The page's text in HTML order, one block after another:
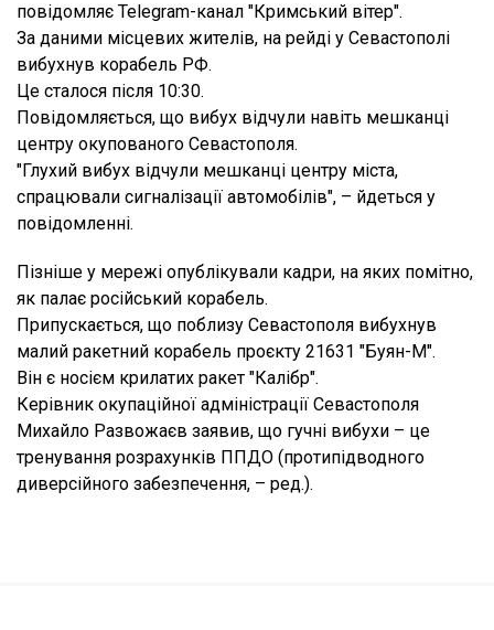
повідомляє Telegram-канал "Кримський вітер".
За даними місцевих жителів, на рейді у Севастополі
вибухнув корабель РФ.
Це сталося після 10:30.
Повідомляється, що вибух відчули навіть мешканці
центру окупованого Севастополя.
"Глухий вибух відчули мешканці центру міста,
спрацювали сигналізації автомобілів", – йдеться у
повідомленні.
Пізніше у мережі опублікували кадри, на яких помітно,
як палає російський корабель.
Припускається, що поблизу Севастополя вибухнув
малий ракетний корабель проєкту 21631 "Буян-М".
Він є носієм крилатих ракет "Калібр".
Керівник окупаційної адміністрації Севастополя
Михайло Развожаєв заявив, що гучні вибухи – це
тренування розрахунків ППДО (протипідводного
диверсійного забезпечення, – ред.).